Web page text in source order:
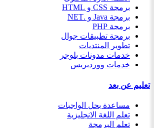
برمجة CSS و HTML
برمجة Java و .NET
برمجة PHP
برمجة تطبيقات جوال
تطوير المنتديات
خدمات مدونات بلوجر
خدمات ووردبريس
تعليم عن بعد
مساعدة بحل الواجبات
تعلم اللغة الانجليزية
تعلم البرمجة